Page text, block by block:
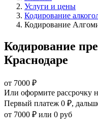
Услуги и цены
Кодирование
Кодирование
Кодирование
Краснодаре
от 7000 ₽
Или оформите рассрочку
Первый платеж 0 ₽,
от 7000 ₽ или 0 руб